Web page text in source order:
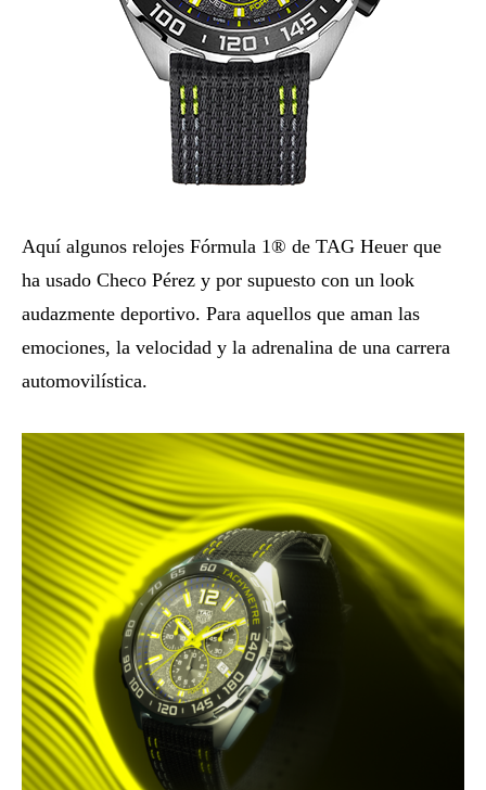
Aquí algunos relojes Fórmula 1® de TAG Heuer que
ha usado Checo Pérez y por supuesto con un look
audazmente deportivo. Para aquellos que aman las
emociones, la velocidad y la adrenalina de una carrera
automovilística.